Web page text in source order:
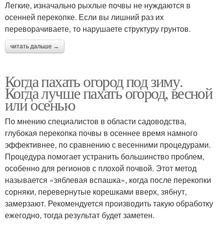
Легкие, изначально рыхлые почвы не нуждаются в
осенней перекопке. Если вы лишний раз их
переворачиваете, то нарушаете структуру грунтов.
читать дальше →
Когда пахать огород под зиму.
Когда лучше пахать огород, весной
или осенью
По мнению специалистов в области садоводства,
глубокая перекопка почвы в осеннее время намного
эффективнее, по сравнению с весенними процедурами.
Процедура помогает устранить большинство проблем,
особенно для регионов с плохой почвой. Этот метод
называется «зяблевая вспашка», когда после перекопки
сорняки, перевернутые корешками вверх, зябнут,
замерзают. Рекомендуется производить такую обработку
ежегодно, тогда результат будет заметен.